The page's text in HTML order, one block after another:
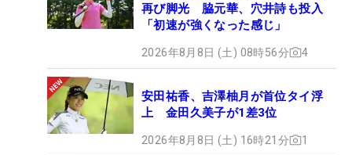
再び脚光 脇元華、穴井詩も投入
「初速が強くなった感じ」
2026年8月8日 (土) 08時56分 4
安田祐香、吉澤柚月が首位タイ浮
上 金田久美子が1差3位
2026年8月8日 (土) 16時21分 1